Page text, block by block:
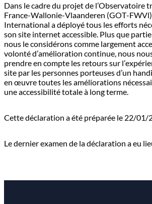
Dans le cadre du projet de l’Observatoire
France-Wallonie-Vlaanderen (GOT-
International a déployé tous les efforts
son site internet accessible. Plus que
nous le considérons comme largement
volonté d’amélioration continue, nous
prendre en compte les retours sur
site par les personnes porteuses d’un
en œuvre toutes les améliorations
une accessibilité totale à long terme.
Cette déclaration a été préparée le 22/01/
Le dernier examen de la déclaration a eu